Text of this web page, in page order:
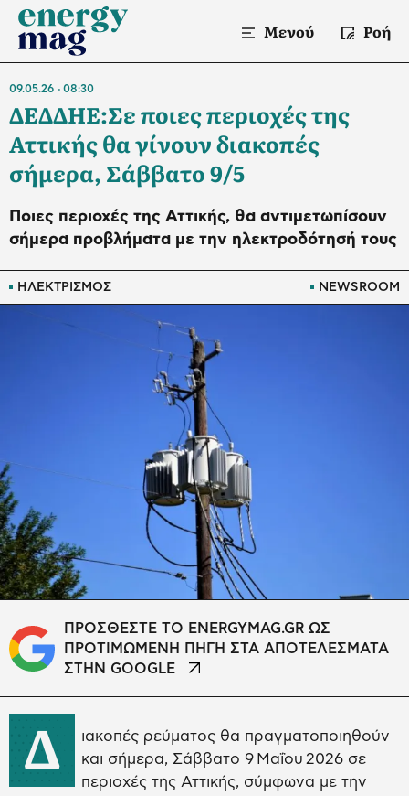
Μενού Ροή
ΗΛΕΚΤΡΙΣΜΟΣ NEWSROOM
09.05.26 08:30
ΔΕΔΔΗΕ:Σε ποιες περιοχές της
Αττικής θα γίνουν διακοπές
σήμερα, Σάββατο 9/5
Ποιες περιοχές της Αττικής, θα αντιμετωπίσουν
σήμερα προβλήματα με την ηλεκτροδότησή τους
ΠΡΟΣΘΕΣΤΕ ΤΟ ENERGYMAG.GR ΩΣ
ΠΡΟΤΙΜΩΜΕΝΗ ΠΗΓΗ ΣΤΑ ΑΠΟΤΕΛΕΣΜΑΤΑ
ΣΤΗΝ GOOGLE
Δ
ιακοπές ρεύματος θα πραγματοποιηθούν
και σήμερα, Σάββατο 9 Μαΐου 2026 σε
περιοχές της Αττικής, σύμφωνα με την